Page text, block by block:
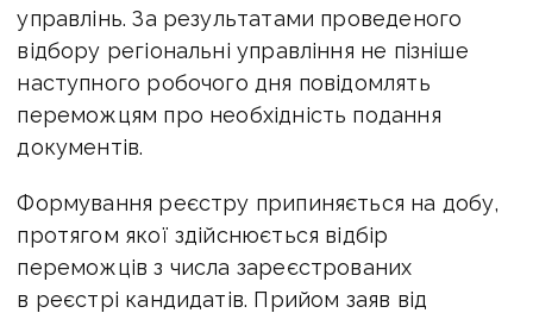
управлінь. За результатами проведеного
відбору регіональні управління не пізніше
наступного робочого дня повідомлять
переможцям про необхідність подання
документів.
Формування реєстру припиняється на добу,
протягом якої здійснюється відбір
переможців з числа зареєстрованих
в реєстрі кандидатів. Прийом заяв від